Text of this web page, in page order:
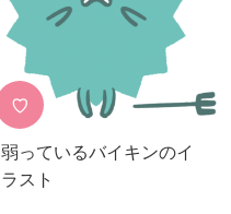
♡
弱っているバイキンのイ
ラスト